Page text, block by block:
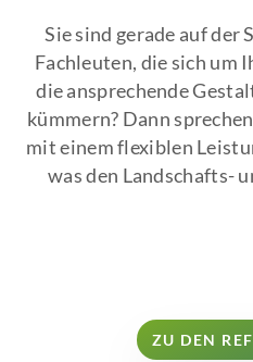
Sie sind gerade auf der
Fachleuten, die sich um
die ansprechende
kümmern? Dann
mit einem flexiblen
was den Landschafts-
ZU DEN